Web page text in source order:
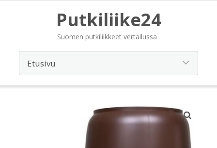
Putkiliike24
Suomen putkiliikkeet vertailussa